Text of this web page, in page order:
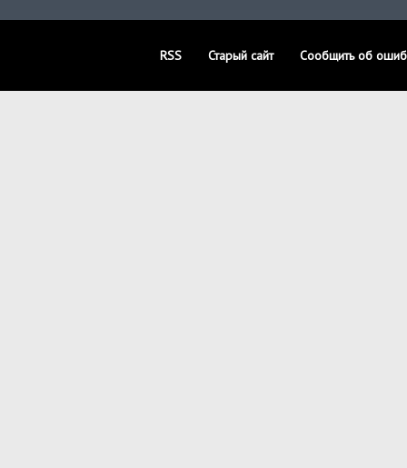
RSS Старый сайт Сообщить об